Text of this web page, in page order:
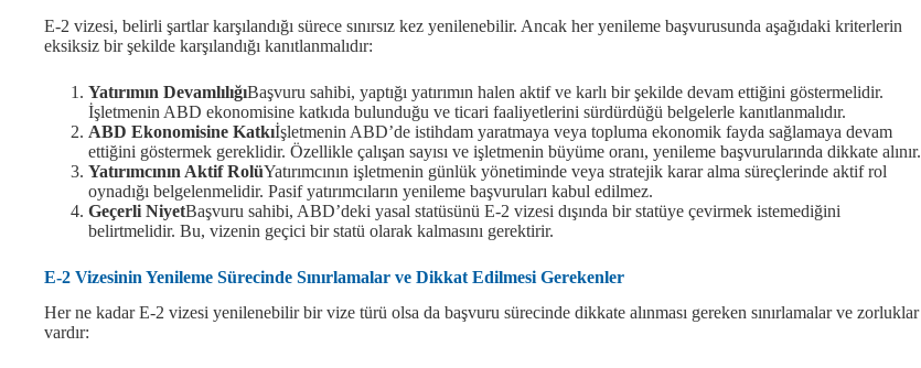
E-2 vizesi, belirli şartlar karşılandığı sürece sınırsız kez yenilenebilir. Ancak her yenileme başvurusunda aşağıdaki kriterlerin
eksiksiz bir şekilde karşılandığı kanıtlanmalıdır:
Yatırımın DevamlılığıBaşvuru sahibi, yaptığı yatırımın halen aktif ve karlı bir şekilde devam ettiğini göstermelidir.
İşletmenin ABD ekonomisine katkıda bulunduğu ve ticari faaliyetlerini sürdürdüğü belgelerle kanıtlanmalıdır.
ABD Ekonomisine Katkıİşletmenin ABD’de istihdam yaratmaya veya topluma ekonomik fayda sağlamaya devam
ettiğini göstermek gereklidir. Özellikle çalışan sayısı ve işletmenin büyüme oranı, yenileme başvurularında dikkate alınır.
Yatırımcının Aktif RolüYatırımcının işletmenin günlük yönetiminde veya stratejik karar alma süreçlerinde aktif rol
oynadığı belgelenmelidir. Pasif yatırımcıların yenileme başvuruları kabul edilmez.
Geçerli NiyetBaşvuru sahibi, ABD’deki yasal statüsünü E-2 vizesi dışında bir statüye çevirmek istemediğini
belirtmelidir. Bu, vizenin geçici bir statü olarak kalmasını gerektirir.
E-2 Vizesinin Yenileme Sürecinde Sınırlamalar ve Dikkat Edilmesi Gerekenler
Her ne kadar E-2 vizesi yenilenebilir bir vize türü olsa da başvuru sürecinde dikkate alınması gereken sınırlamalar ve zorluklar
vardır: